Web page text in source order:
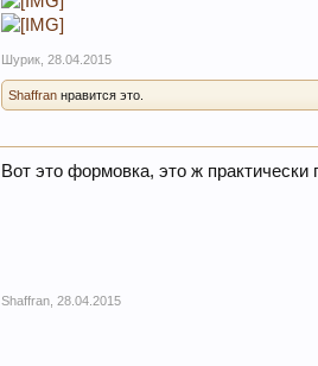
Шурик 28.04.2015
Shaffran нравится это.
Вот это формовка, это ж
Shaffran 28.04.2015